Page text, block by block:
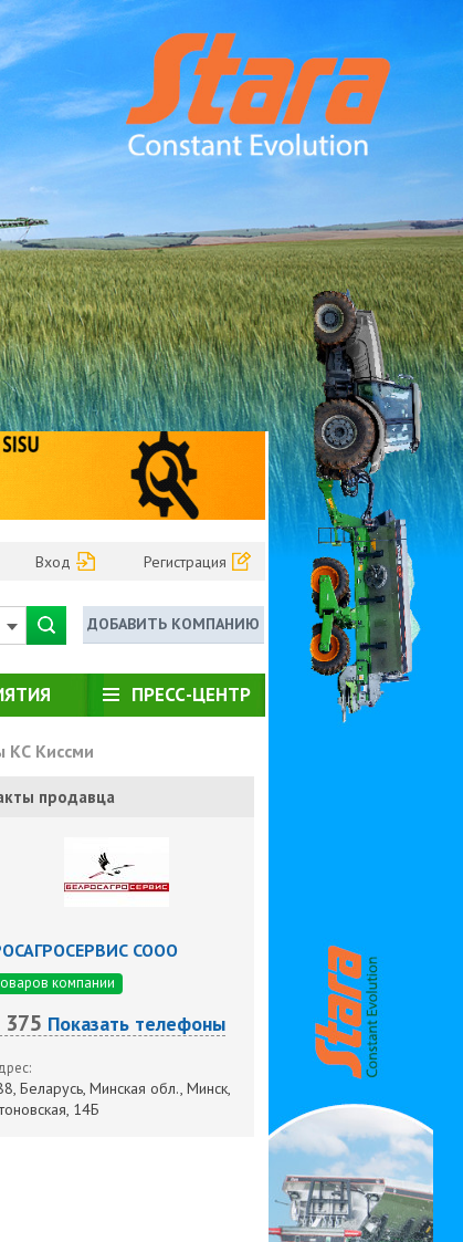
Вход Регистрация
ДОБАВИТЬ КОМПАНИЮ
ПРЕСС-ЦЕНТР
КС Киссми
продавца
СООО
компании
375 Показать телефоны
Беларусь, Минская обл., Минск,
14Б